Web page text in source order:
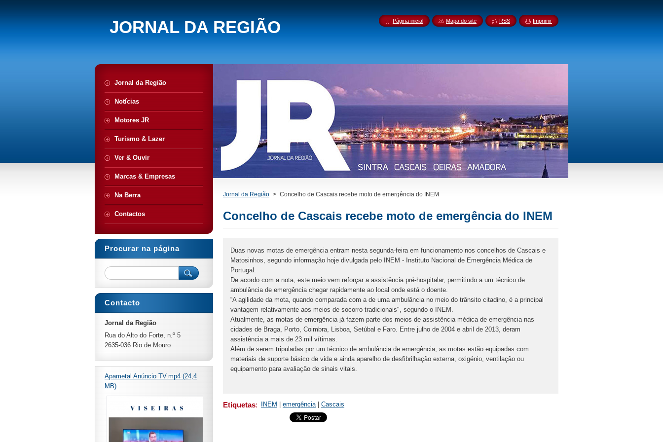
JORNAL DA REGIÃO
Jornal da Região > Concelho de Cascais recebe moto de emergência do INEM
Concelho de Cascais recebe moto de emergência do INEM
Duas novas motas de emergência entram nesta segunda-feira em funcionamento nos concelhos de Cascais e
Matosinhos, segundo informação hoje divulgada pelo INEM - Instituto Nacional de Emergência Médica de
Portugal.
De acordo com a nota, este meio vem reforçar a assistência pré-hospitalar, permitindo a um técnico de
ambulância de emergência chegar rapidamente ao local onde está o doente.
“A agilidade da mota, quando comparada com a de uma ambulância no meio do trânsito citadino, é a principal
vantagem relativamente aos meios de socorro tradicionais", segundo o INEM.
Atualmente, as motas de emergência já fazem parte dos meios de assistência médica de emergência nas
cidades de Braga, Porto, Coimbra, Lisboa, Setúbal e Faro. Entre julho de 2004 e abril de 2013, deram
assistência a mais de 23 mil vítimas.
Além de serem tripuladas por um técnico de ambulância de emergência, as motas estão equipadas com
materiais de suporte básico de vida e ainda aparelho de desfibrilhação externa, oxigénio, ventilação ou
equipamento para avaliação de sinais vitais.
Etiquetas: INEM emergência Cascais
Jornal da Região
Notícias
Motores JR
Turismo & Lazer
Ver & Ouvir
Marcas & Empresas
Na Berra
Contactos
Procurar na página
Contacto
Jornal da Região
Rua do Alto do Forte, n.º 5
2635-036 Rio de Mouro
Apametal Anúncio TV.mp4 (24,4
MB)
Página inicial Mapa do site RSS Imprimir